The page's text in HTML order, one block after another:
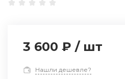
3 600 ₽ / шт
Нашли дешевле?